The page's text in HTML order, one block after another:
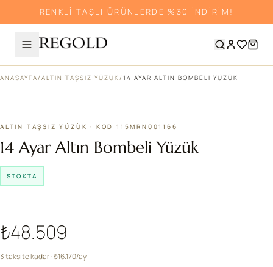
RENKLİ TAŞLI ÜRÜNLERDE %30 İNDİRİM!
ANASAYFA/ ALTIN TAŞSIZ YÜZÜK/ 14 AYAR ALTIN BOMBELI YÜZÜK
ALTIN TAŞSIZ YÜZÜK · KOD 115MRN001166
14 Ayar Altın Bombeli Yüzük
STOKTA
₺48.509
3 taksite kadar · ₺16.170/ay